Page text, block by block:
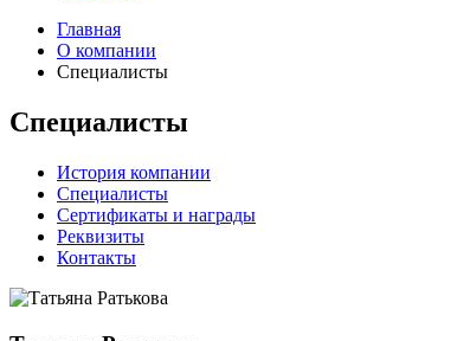
Главная
О компании
Специалисты
Специалисты
История компании
Специалисты
Сертификаты и награды
Реквизиты
Контакты